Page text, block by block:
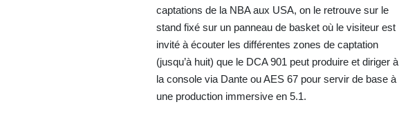
captations de la NBA aux USA, on le retrouve sur le
stand fixé sur un panneau de basket où le visiteur est
invité à écouter les différentes zones de captation
(jusqu’à huit) que le DCA 901 peut produire et diriger à
la console via Dante ou AES 67 pour servir de base à
une production immersive en 5.1.